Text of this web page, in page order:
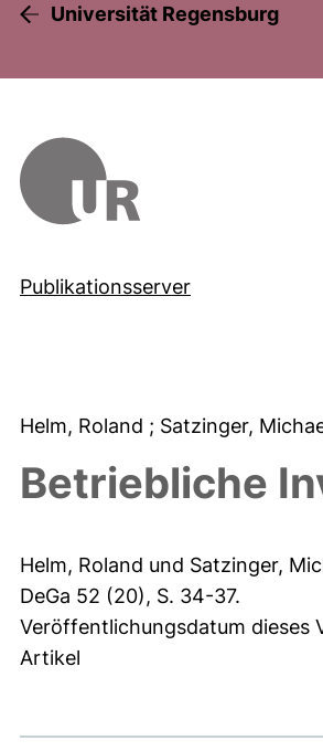
Universität Regensburg
Publikationsserver
Helm, Roland ; Satzinger,
Betriebliche
Helm, Roland und Satzinger,
DeGa 52 (20), S. 34-37.
Veröffentlichungsdatum dieses
Artikel